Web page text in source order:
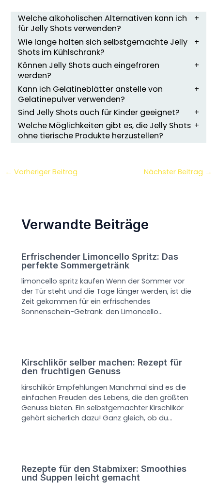
Welche alkoholischen Alternativen kann ich
für Jelly Shots verwenden?
Wie lange halten sich selbstgemachte Jelly
Shots im Kühlschrank?
Können Jelly Shots auch eingefroren
werden?
Kann ich Gelatineblätter anstelle von
Gelatinepulver verwenden?
Sind Jelly Shots auch für Kinder geeignet?
Welche Möglichkeiten gibt es, die Jelly Shots
ohne tierische Produkte herzustellen?
← Vorheriger Beitrag Nächster Beitrag →
Verwandte Beiträge
Erfrischender Limoncello Spritz: Das
perfekte Sommergetränk
limoncello spritz kaufen Wenn der Sommer vor
der Tür steht und die Tage länger werden, ist die
Zeit gekommen für ein erfrischendes
Sonnenschein-Getränk: den Limoncello…
Kirschlikör selber machen: Rezept für
den fruchtigen Genuss
kirschlikör Empfehlungen Manchmal sind es die
einfachen Freuden des Lebens, die den größten
Genuss bieten. Ein selbstgemachter Kirschlikör
gehört sicherlich dazu! Ganz gleich, ob du…
Rezepte für den Stabmixer: Smoothies
und Suppen leicht gemacht